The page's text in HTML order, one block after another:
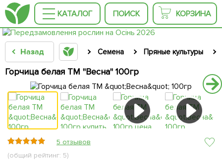
КАТАЛОГ ПОИСК КОРЗИНА
Назад Семена Пряные культуры
Горчица белая ТМ "Весна" 100гр
5 отзывов
(общий рейтинг: 5)